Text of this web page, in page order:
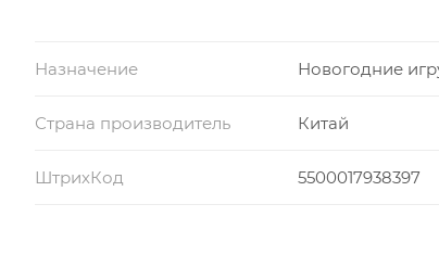
Назначение Новогодние
Страна производитель Китай
ШтрихКод 5500017938397